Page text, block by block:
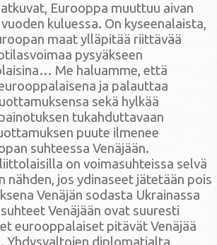
Eurooppa muuttuu aivan
kuluessa. On kyseenalaista,
maat ylläpitää riittävää
pysyäkseen
Me haluamme, että
ja palauttaa
sekä hylkää
tukahduttavaan
puute ilmenee
suhteessa Venäjään.
on voimasuhteissa selvä
nähden, jos ydinaseet jätetään pois
Venäjän sodasta Ukrainassa
Venäjään ovat suuresti
eurooppalaiset pitävät Venäjää
Yhdysvaltojen diplomatialta